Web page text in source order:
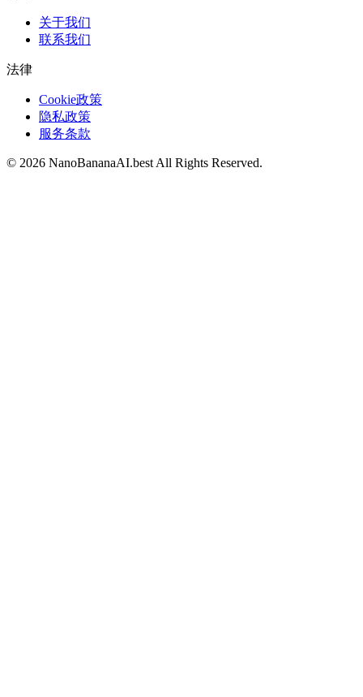
关于我们
联系我们
法律
Cookie政策
隐私政策
服务条款
© 2026 NanoBananaAI.best All Rights Reserved.